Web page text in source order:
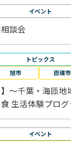
イベント
談会
トピックス
旭市
匝瑳市
】～千葉・海匝
生活体験プログ
イベント